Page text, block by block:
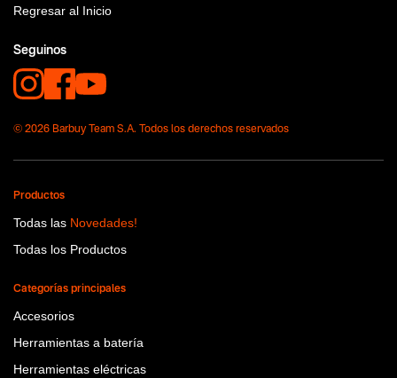
Regresar al Inicio
Seguinos
© 2026 Barbuy Team S.A. Todos los derechos reservados
Productos
Todas las Novedades!
Todas los Productos
Categorías principales
Accesorios
Herramientas a batería
Herramientas eléctricas